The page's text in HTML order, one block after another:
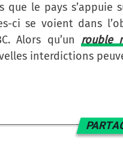
que le pays s’appuie
ci se voient dans
Alors qu’un rouble
interdictions